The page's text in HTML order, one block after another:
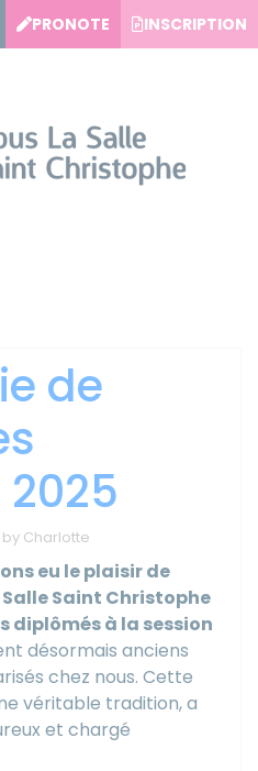
PRONOTE INSCRIPTION
de
by Charlotte
eu le plaisir de
Saint Christophe
diplômés à la session
désormais anciens
chez nous. Cette
véritable tradition, a
et chargé